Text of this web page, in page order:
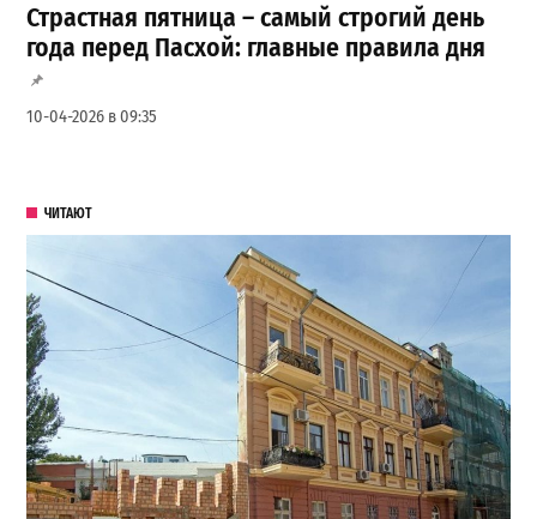
Страстная пятница – самый строгий день
года перед Пасхой: главные правила дня
10-04-2026 в 09:35
ЧИТАЮТ